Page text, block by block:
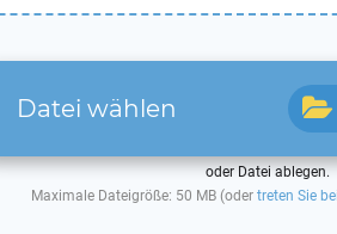
Datei wählen
oder Datei ablegen.
Maximale Dateigröße: 50 MB (oder treten Sie bei